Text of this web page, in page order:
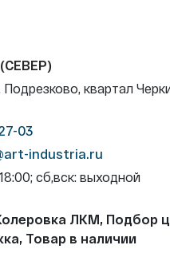
Подрезково, квартал
03
industria.ru
сб,вск: выходной
ЛКМ, Подбор
Товар в наличии